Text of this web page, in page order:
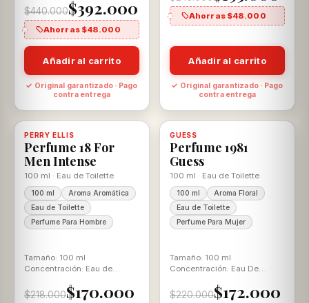
Especiada
$440.000$392.000
Ahorras $48.000
Añadir al carrito
✓ Original garantizado · Pago
contra entrega
Ahorras $48.000
Añadir al carrito
✓ Original garantizado · Pago
contra entrega
-22%
PERRY ELLIS
Perfume 18 For
Men Intense
100 ml · Eau de Toilette
100 ml
Aroma Aromática
Eau de Toilette
Perfume Para Hombre
Tamaño: 100 ml
Concentración: Eau de
$218.000$170.000
Disponible, con descuento -22%
GUESS
Perfume 1981
Guess
100 ml · Eau de Toilette
100 ml
Aroma Floral
Eau de Toilette
Perfume Para Mujer
Tamaño: 100 ml
Concentración: Eau De
Amaderado
$220.000$172.000
Disponible, con descuento